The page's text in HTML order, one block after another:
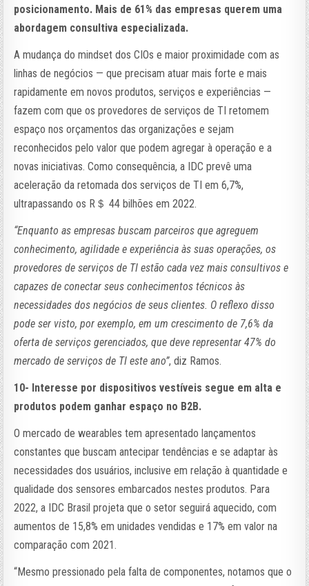
posicionamento. Mais de 61% das empresas querem uma
abordagem consultiva especializada.
A mudança do mindset dos CIOs e maior proximidade com as
linhas de negócios — que precisam atuar mais forte e mais
rapidamente em novos produtos, serviços e experiências —
fazem com que os provedores de serviços de TI retomem
espaço nos orçamentos das organizações e sejam
reconhecidos pelo valor que podem agregar à operação e a
novas iniciativas. Como consequência, a IDC prevê uma
aceleração da retomada dos serviços de TI em 6,7%,
ultrapassando os R＄ 44 bilhões em 2022.
“Enquanto as empresas buscam parceiros que agreguem
conhecimento, agilidade e experiência às suas operações, os
provedores de serviços de TI estão cada vez mais consultivos e
capazes de conectar seus conhecimentos técnicos às
necessidades dos negócios de seus clientes. O reflexo disso
pode ser visto, por exemplo, em um crescimento de 7,6% da
oferta de serviços gerenciados, que deve representar 47% do
mercado de serviços de TI este ano”, diz Ramos.
10- Interesse por dispositivos vestíveis segue em alta e
produtos podem ganhar espaço no B2B.
O mercado de wearables tem apresentado lançamentos
constantes que buscam antecipar tendências e se adaptar às
necessidades dos usuários, inclusive em relação à quantidade e
qualidade dos sensores embarcados nestes produtos. Para
2022, a IDC Brasil projeta que o setor seguirá aquecido, com
aumentos de 15,8% em unidades vendidas e 17% em valor na
comparação com 2021.
“Mesmo pressionado pela falta de componentes, notamos que o